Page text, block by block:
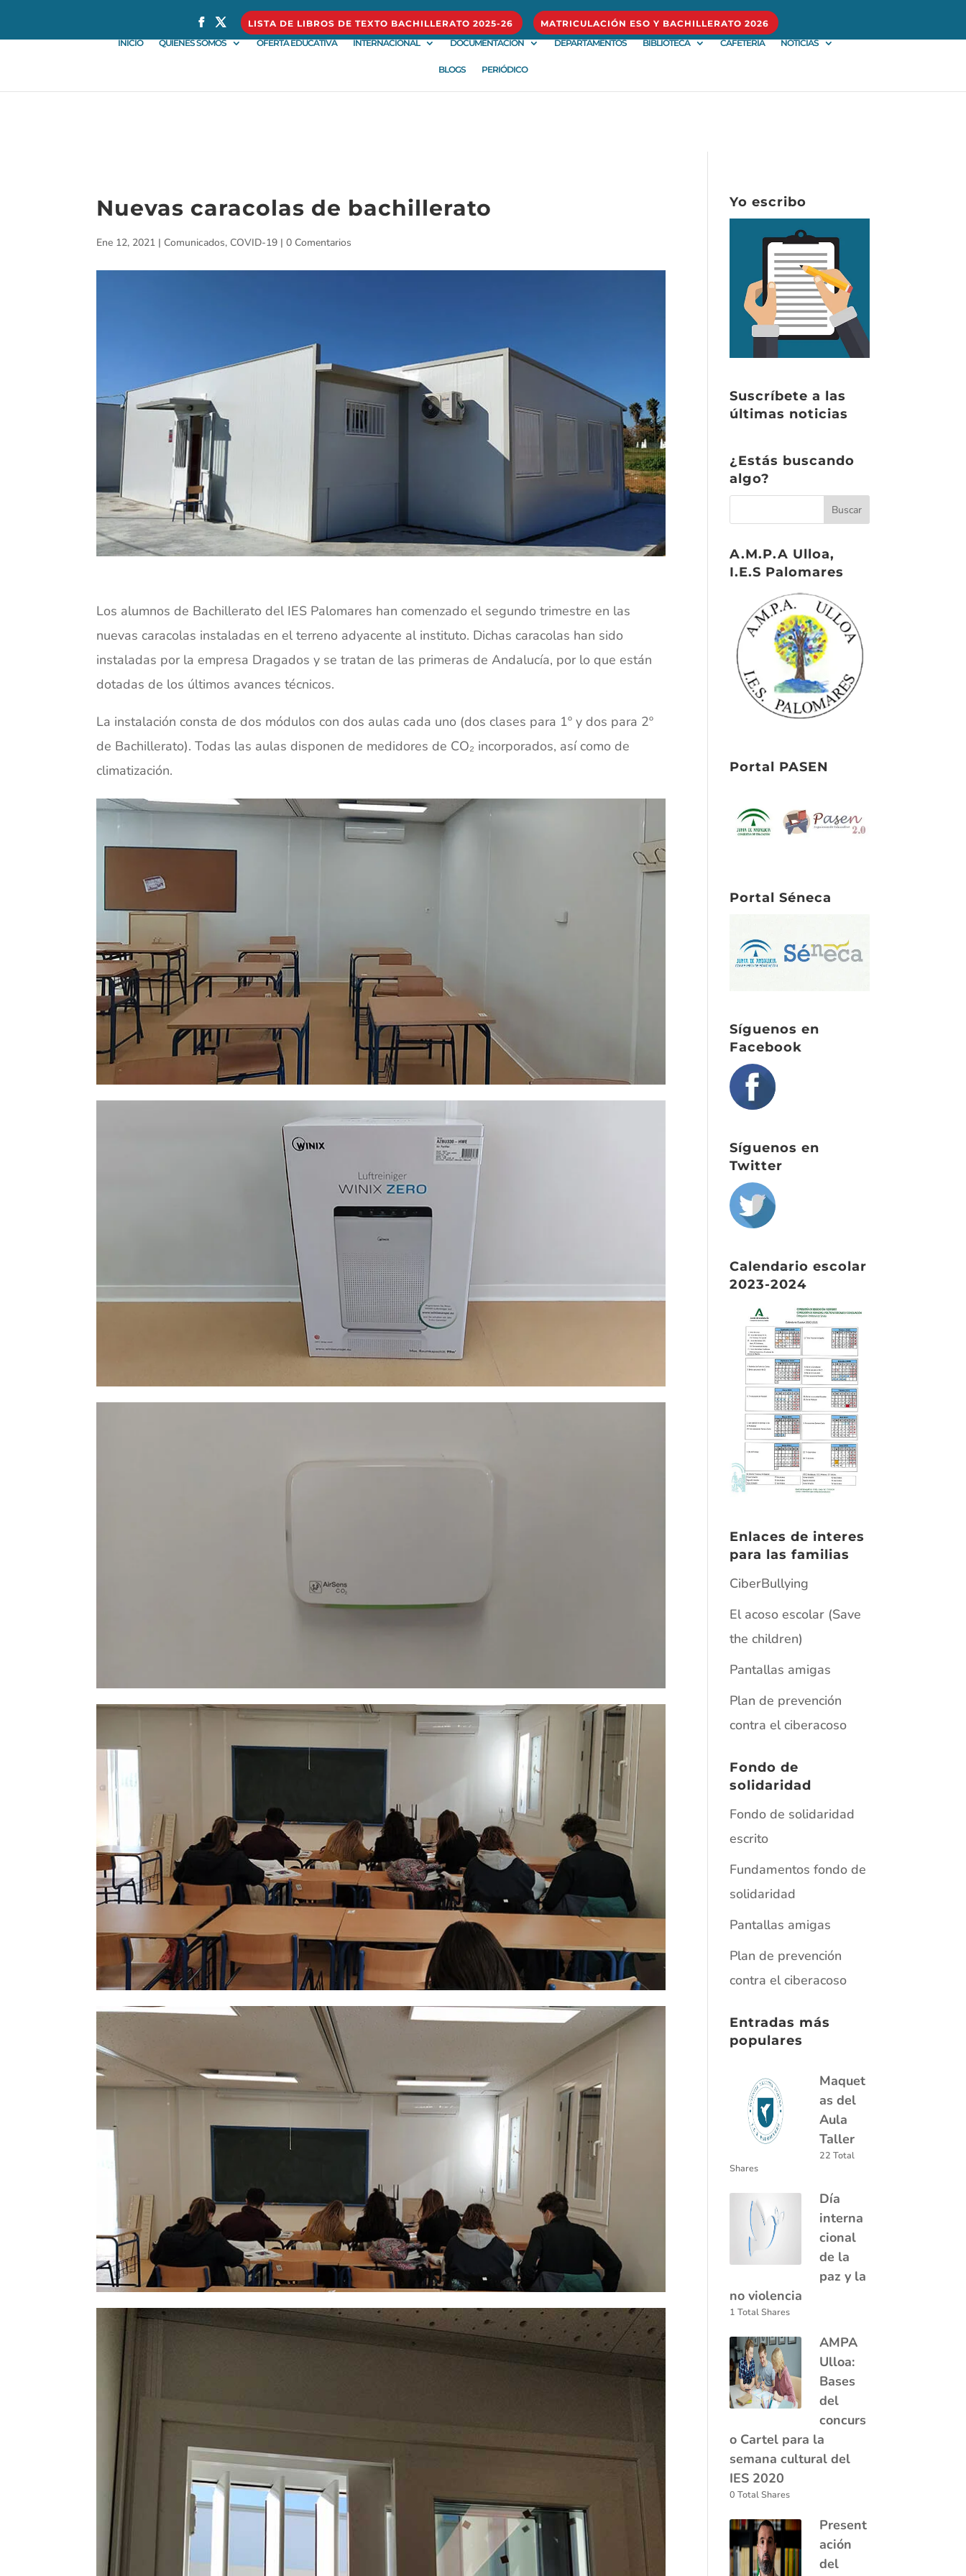
LISTA DE LIBROS DE TEXTO BACHILLERATO 2025-26
MATRICULACIÓN ESO Y BACHILLERATO 2026
INICIO
QUIÉNES SOMOS OFERTA EDUCATIVA INTERNACIONAL DOCUMENTACIÓN DEPARTAMENTOS BIBLIOTECA CAFETERÍA NOTICIAS
BLOGS PERIÓDICO
Nuevas caracolas de bachillerato
Ene 12, 2021 | Comunicados, COVID-19 |0 Comentarios
Los alumnos de Bachillerato del IES Palomares han comenzado el segundo trimestre en las
nuevas caracolas instaladas en el terreno adyacente al instituto. Dichas caracolas han sido
instaladas por la empresa Dragados y se tratan de las primeras de Andalucía, por lo que están
dotadas de los últimos avances técnicos.
La instalación consta de dos módulos con dos aulas cada uno (dos clases para 1º y dos para 2º
de Bachillerato). Todas las aulas disponen de medidores de CO₂ incorporados, así como de
climatización.
Yo escribo
Suscríbete a las
últimas noticias
¿Estás buscando
algo?
A.M.P.A Ulloa,
I.E.S Palomares
Portal PASEN
Portal Séneca
Síguenos en
Facebook
Síguenos en
Twitter
Calendario escolar
2023-2024
Enlaces de interes
para las familias
CiberBullying
El acoso escolar (Save
the children)
Pantallas amigas
Plan de prevención
contra el ciberacoso
Fondo de
solidaridad
Fondo de solidaridad
escrito
Fundamentos fondo de
solidaridad
Pantallas amigas
Plan de prevención
contra el ciberacoso
Entradas más
populares
Maquet
as del
Aula
Taller
22 Total
Shares
Día
interna
cional
de la
paz y la
no violencia
1 Total Shares
AMPA
Ulloa:
Bases
del
concurs
o Cartel para la
semana cultural del
IES 2020
0 Total Shares
Present
ación
del